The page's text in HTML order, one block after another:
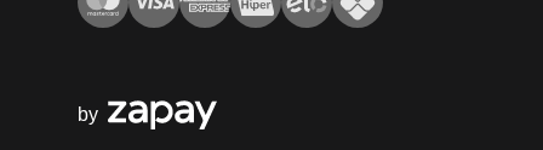
by